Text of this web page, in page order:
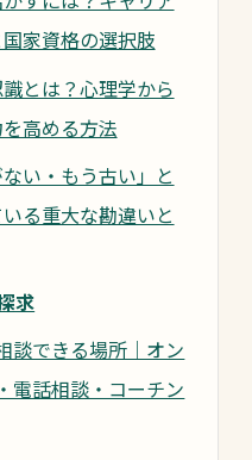
家資格の選択肢
とは？心理学から
高める方法
い・もう古い」と
る重大な勘違いと
求
談できる場所｜オン
電話相談・コーチン